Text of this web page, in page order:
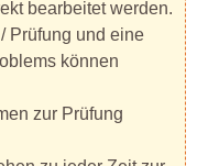
bearbeitet werden.
Prüfung und eine
können
zur Prüfung